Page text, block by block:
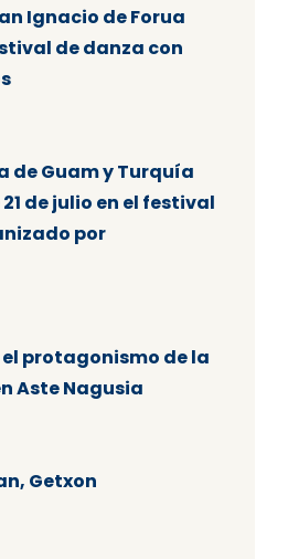
Ignacio de Forua
de danza con
de Guam y Turquía
de julio en el festival
por
protagonismo de la
Aste Nagusia
Getxon